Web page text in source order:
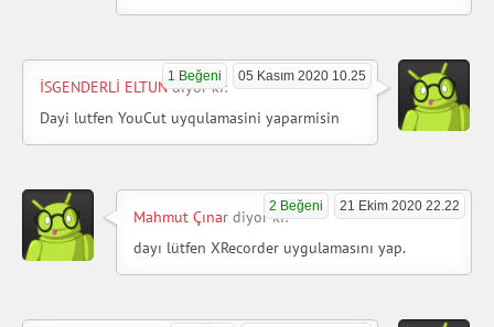
05 Kasım 2020 10.25
1 Beğeni
İSGENDERLİ ELTUNdiyor ki:
Dayi lutfen YouCut uyqulamasini yaparmisin
21 Ekim 2020 22.22
2 Beğeni
Mahmut Çınar diyor ki:
dayı lütfen XRecorder uygulamasını yap.